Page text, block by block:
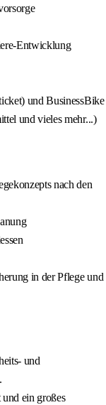
Entwicklung
und BusinessBike
und vieles mehr...)
nach den
in der Pflege und
und
ein großes